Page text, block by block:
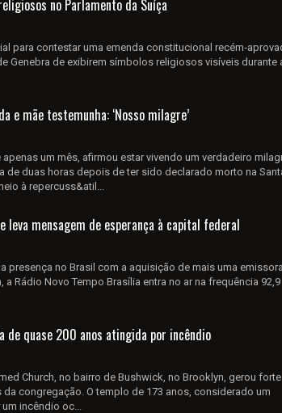
no Parlamento da Suíça
para contestar uma emenda constitucional
Genebra de exibirem símbolos religiosos visíveis durante
e mãe testemunha: ‘Nosso milagre’
um mês, afirmou estar vivendo um verdadeiro
de duas horas depois de ter sido declarado morto na
à repercuss&atil...
leva mensagem de esperança à capital federal
presença no Brasil com a aquisição de mais uma
Rádio Novo Tempo Brasília entra no ar na frequência 92,9
quase 200 anos atingida por incêndio
Church, no bairro de Bushwick, no Brooklyn, gerou forte
congregação. O templo de 173 anos, considerado um
incêndio oc...